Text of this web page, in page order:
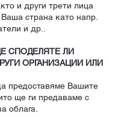
и други трети лица
страна като напр.
и др..
СПОДЕЛЯТЕ ЛИ
ОРГАНИЗАЦИИ ИЛИ
предоставяме Вашите
ще ги предаваме с
облага.